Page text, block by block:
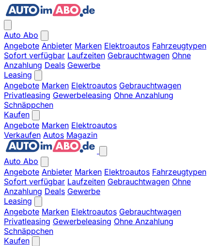
Auto Abo
Angebote Anbieter Marken Elektroautos Fahrzeugtypen
Sofort verfügbar Laufzeiten Gebrauchtwagen Ohne
Anzahlung Deals Gewerbe
Leasing
Angebote Marken Elektroautos Gebrauchtwagen
Privatleasing Gewerbeleasing Ohne Anzahlung
Schnäppchen
Kaufen
Angebote Marken Elektroautos
Verkaufen Autos Magazin
Auto Abo
Angebote Anbieter Marken Elektroautos Fahrzeugtypen
Sofort verfügbar Laufzeiten Gebrauchtwagen Ohne
Anzahlung Deals Gewerbe
Leasing
Angebote Marken Elektroautos Gebrauchtwagen
Privatleasing Gewerbeleasing Ohne Anzahlung
Schnäppchen
Kaufen